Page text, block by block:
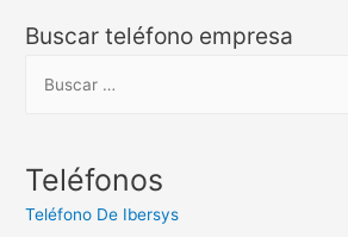
Buscar teléfono empresa
c
Teléfonos
Teléfono De Ibersys